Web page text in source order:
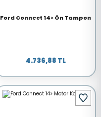
Ford Connect 14> Ön Tampon
4.736,88 TL